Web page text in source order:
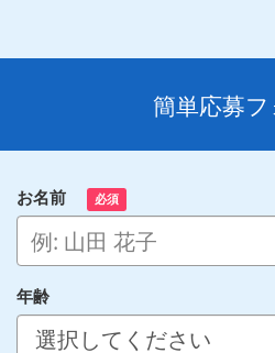
簡単応募
お名前 必須
年齢